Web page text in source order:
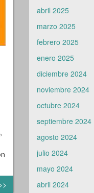
abril 2025
marzo 2025
febrero 2025
enero 2025
diciembre 2024
noviembre 2024
octubre 2024
septiembre 2024
agosto 2024
julio 2024
mayo 2024
abril 2024